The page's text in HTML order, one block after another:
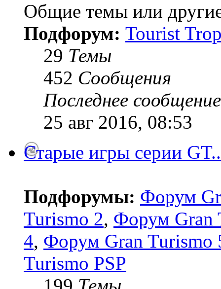
Общие темы или
Подфорум: Tourist
29 Темы
452 Сообщения
Последнее сообщение
25 авг 2016, 08:53
Старые игры серии
Подфорумы: Форум
Turismo 2, Форум Gran
4, Форум Gran Turismo
Turismo PSP